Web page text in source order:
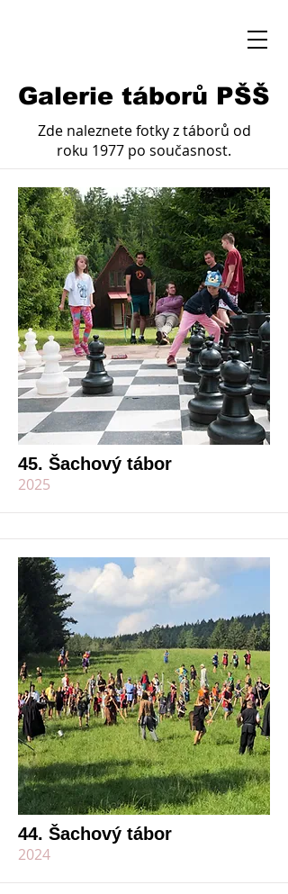
Galerie táborů PŠŠ
Zde naleznete fotky z táborů od
roku 1977 po současnost.
45. Šachový tábor
2025
44. Šachový tábor
2024